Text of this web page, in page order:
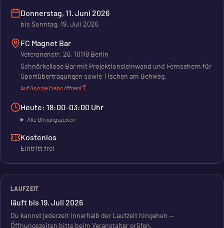
verfolgen… Foto: Unsplash - &copy;Khamkeo FC Magnet Bar
(Mitte) Von der Eröffnungsfeier bis zum letzten Handschlag
kannst du die FIFA WM
Donnerstag, 11. Juni 2026
bis Sonntag, 19. Juli 2026
FC Magnet Bar
Veteranenstr. 26, 10119 Berlin
Schnörkellose Bar mit Projektionsleinwand und Fernsehern für
Sportübertragungen sowie Tischen am Gehweg.
Auf Google Maps öffnen
Heute: 18:00–03:00 Uhr
Alle Öffnungszeiten
Kostenlos
Eintritt frei
LAUFZEIT
läuft bis 19. Juli 2026
Du kannst jederzeit innerhalb der Laufzeit hingehen —
Öffnungszeiten bitte beim Veranstalter prüfen.